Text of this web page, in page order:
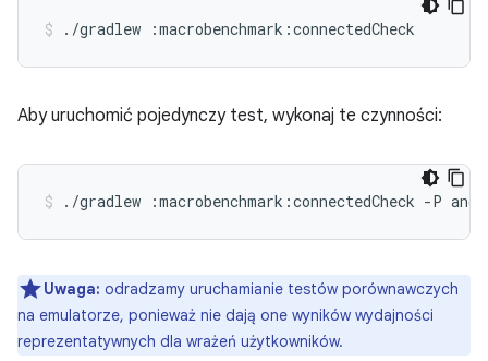
./gradlew :macrobenchmark:connectedCheck
Aby uruchomić pojedynczy test, wykonaj te czynności:
./gradlew :macrobenchmark:connectedCheck -P
Uwaga: odradzamy uruchamianie testów porównawczych
na emulatorze, ponieważ nie dają one wyników wydajności
reprezentatywnych dla wrażeń użytkowników.